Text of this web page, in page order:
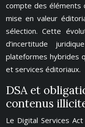
compte des éléments
mise en valeur
sélection. Cette
d’incertitude
plateformes hybrides
et services éditoriaux.
DSA et
contenus
Le Digital Services